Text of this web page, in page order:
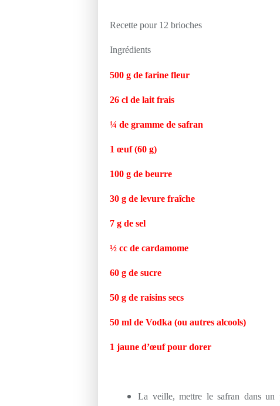
Recette pour 12 brioches
Ingrédients
500 g de farine fleur
26 cl de lait frais
¼ de gramme de safran
1 œuf (60 g)
100 g de beurre
30 g de levure fraîche
7 g de sel
½ cc de cardamome
60 g de sucre
50 g de raisins secs
50 ml de Vodka (ou autres alcools)
1 jaune d’œuf pour dorer
La veille, mettre le safran dans un